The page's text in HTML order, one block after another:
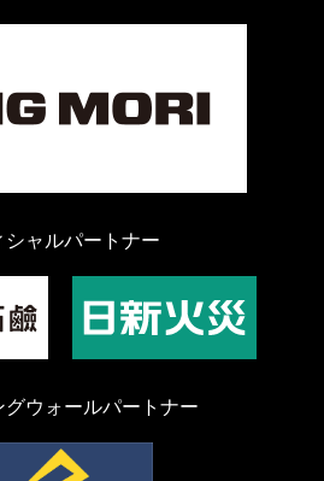
シャルパートナー
グウォールパートナー